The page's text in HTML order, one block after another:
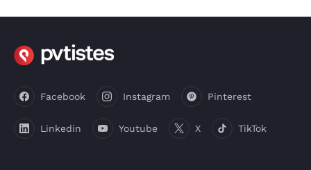
Facebook Instagram Pinterest
Linkedin Youtube X TikTok